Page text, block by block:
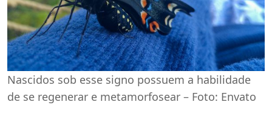
Nascidos sob esse signo possuem a habilidade
de se regenerar e metamorfosear – Foto: Envato